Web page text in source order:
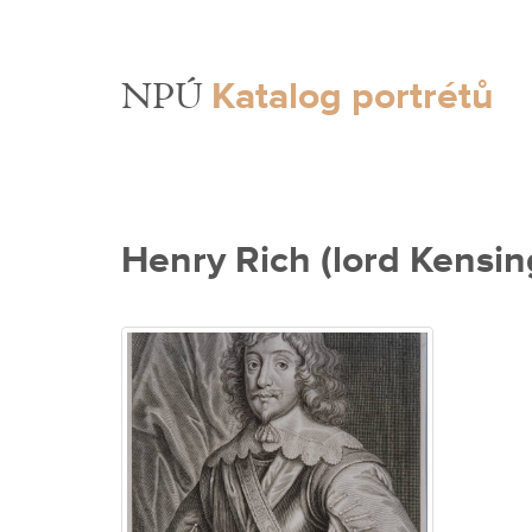
NPÚ Katalog portrétů
Henry Rich (lord